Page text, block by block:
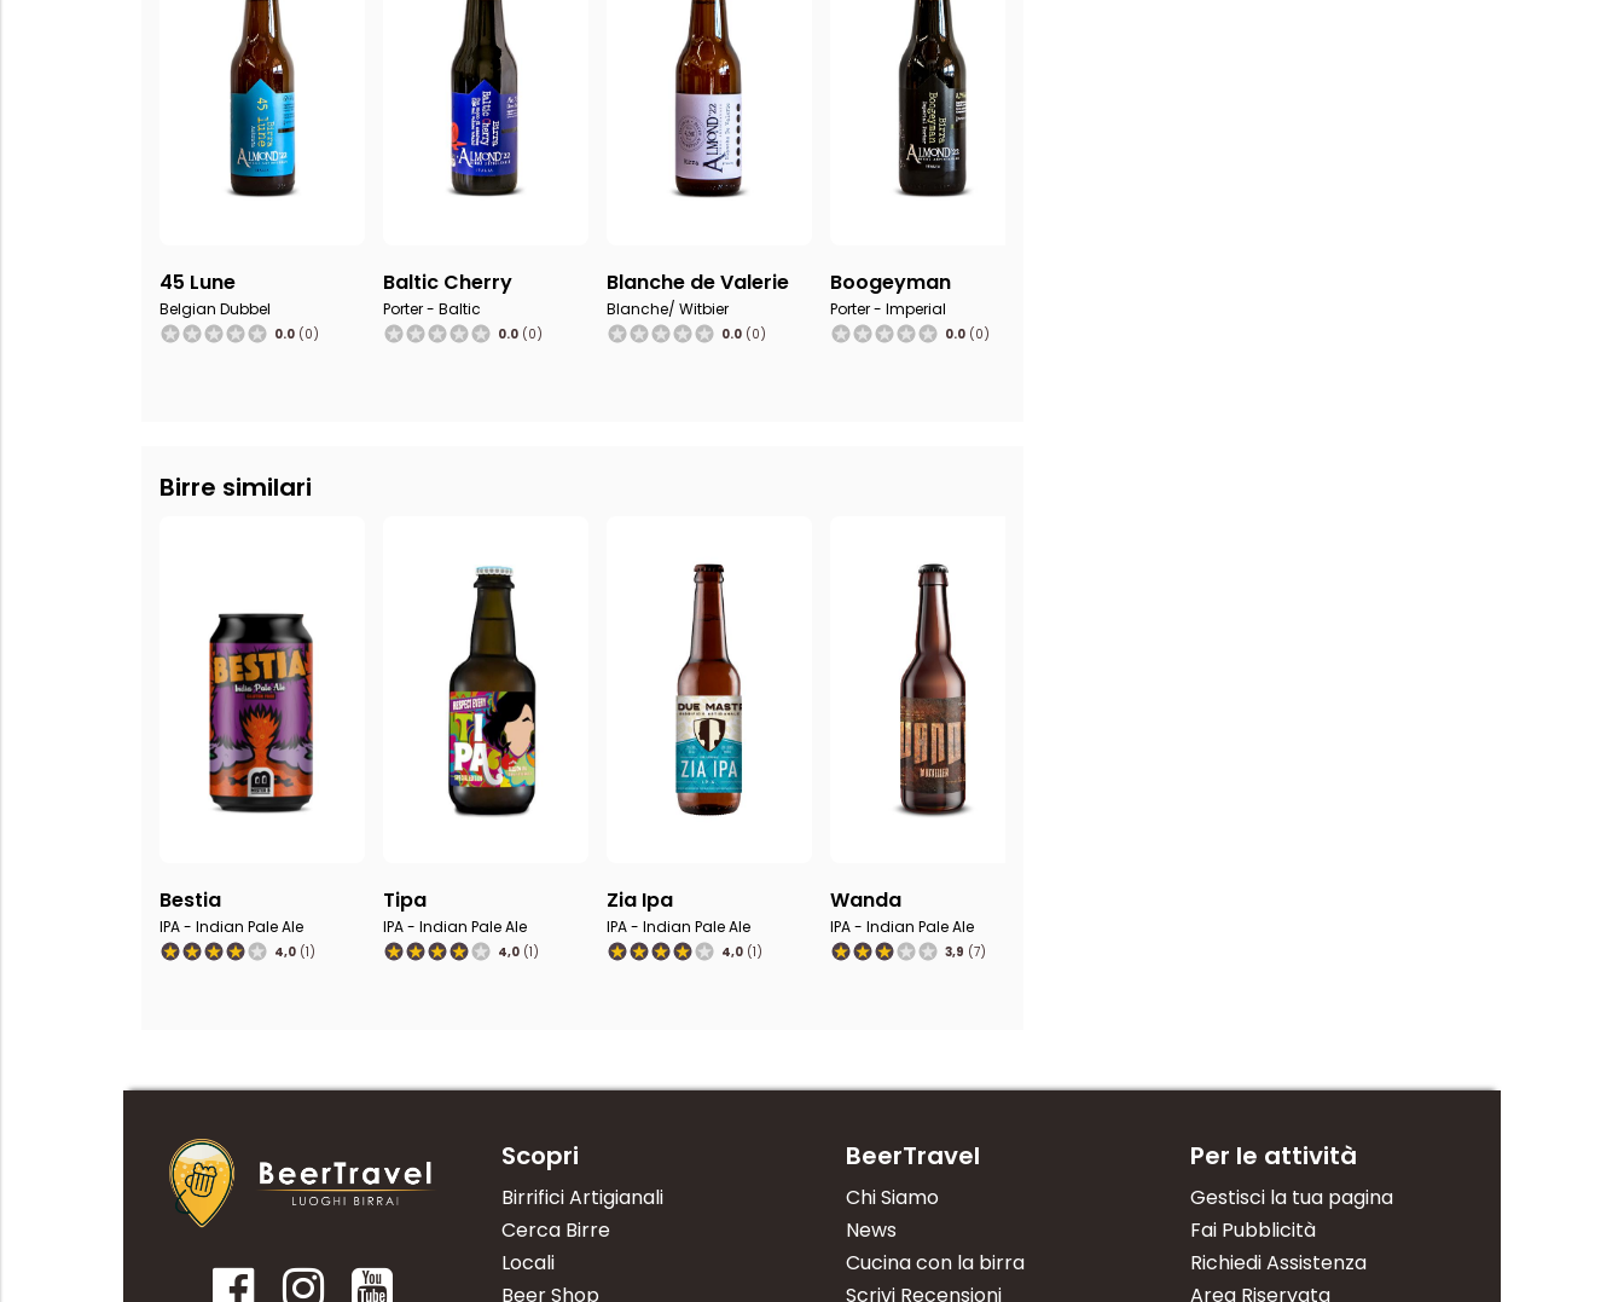
45 Lune
Belgian Dubbel
0.0 (0)
Baltic Cherry
Porter - Baltic
0.0 (0)
Blanche de Valerie
Blanche/ Witbier
0.0 (0)
Boogeyman
Porter - Imperial
0.0 (0)
Birre similari
Bestia
IPA - Indian Pale Ale
4,0 (1)
Tipa
IPA - Indian Pale Ale
4,0 (1)
Zia Ipa
IPA - Indian Pale Ale
4,0 (1)
Wanda
IPA - Indian Pale Ale
3,9 (7)
Scopri
Birrifici Artigianali
Cerca Birre
Locali
Beer Shop
BeerTravel
Chi Siamo
News
Cucina con la birra
Scrivi Recensioni
Per le attività
Gestisci la tua pagina
Fai Pubblicità
Richiedi Assistenza
Area Riservata